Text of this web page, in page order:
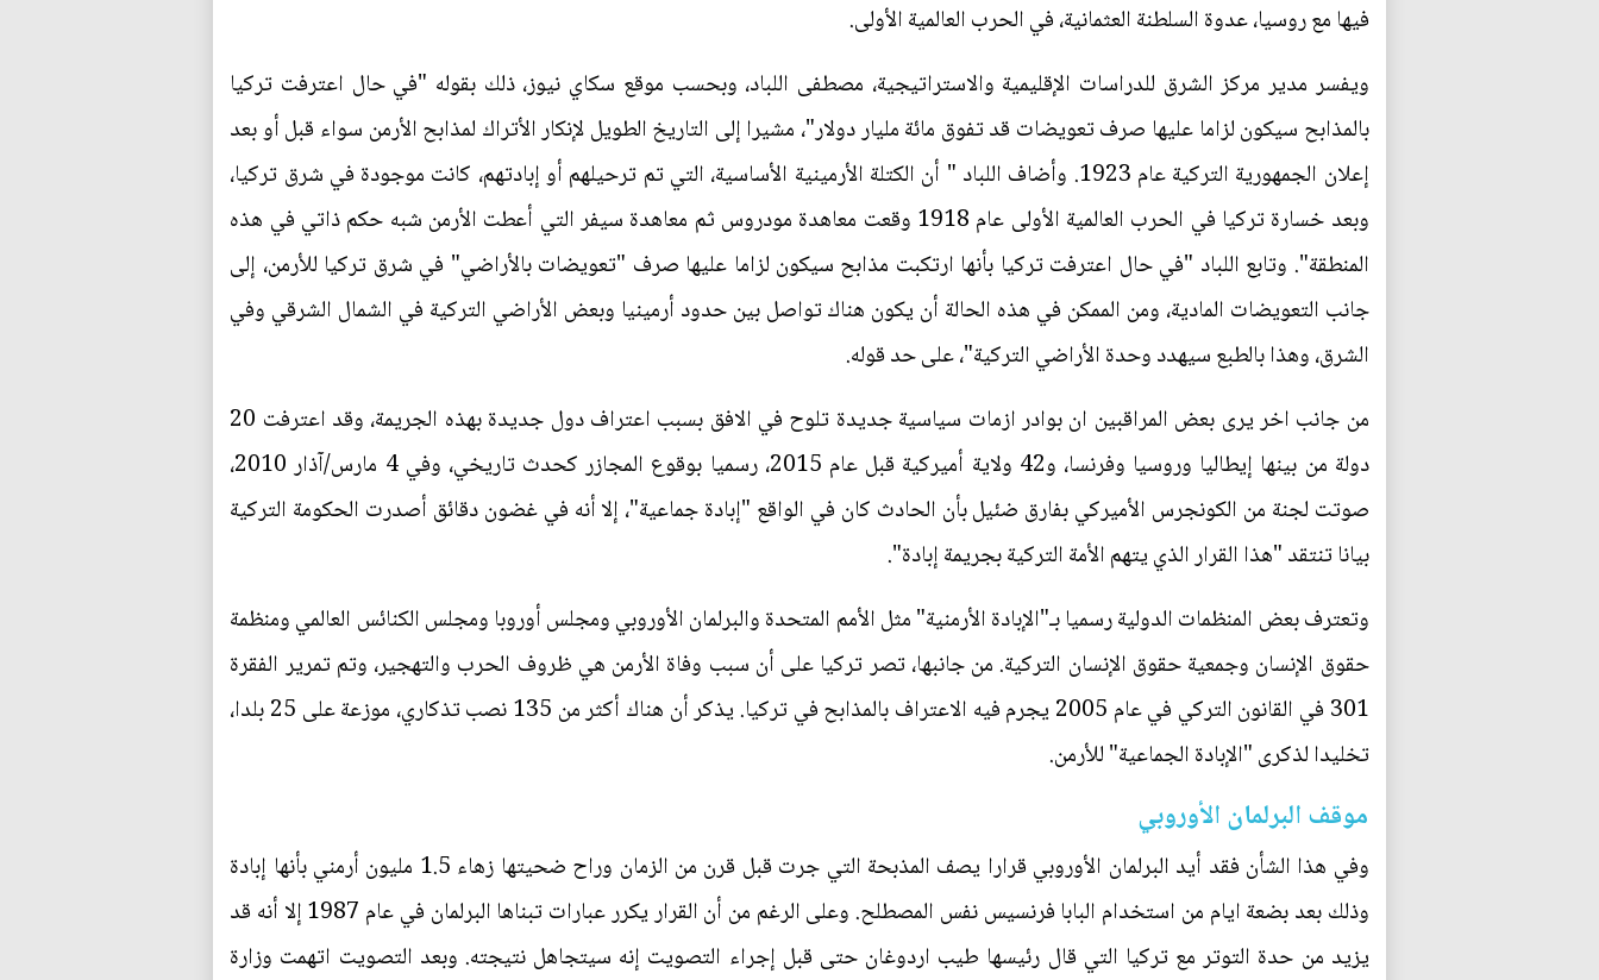
فيها مع روسيا، عدوة السلطنة العثمانية، في الحرب العالمية الأولى.
ويفسر مدير مركز الشرق للدراسات الإقليمية والاستراتيجية، مصطفى اللباد، وبحسب موقع سكاي نيوز، ذلك بقوله "في حال اعترفت تركيا
بالمذابح سيكون لزاما عليها صرف تعويضات قد تفوق مائة مليار دولار"، مشيرا إلى التاريخ الطويل لإنكار الأتراك لمذابح الأرمن سواء قبل أو بعد
إعلان الجمهورية التركية عام 1923. وأضاف اللباد " أن الكتلة الأرمينية الأساسية، التي تم ترحيلهم أو إبادتهم، كانت موجودة في شرق تركيا،
وبعد خسارة تركيا في الحرب العالمية الأولى عام 1918 وقعت معاهدة مودروس ثم معاهدة سيفر التي أعطت الأرمن شبه حكم ذاتي في هذه
المنطقة". وتابع اللباد "في حال اعترفت تركيا بأنها ارتكبت مذابح سيكون لزاما عليها صرف "تعويضات بالأراضي" في شرق تركيا للأرمن، إلى
جانب التعويضات المادية، ومن الممكن في هذه الحالة أن يكون هناك تواصل بين حدود أرمينيا وبعض الأراضي التركية في الشمال الشرقي وفي
الشرق، وهذا بالطبع سيهدد وحدة الأراضي التركية"، على حد قوله.
من جانب اخر يرى بعض المراقبين ان بوادر ازمات سياسية جديدة تلوح في الافق بسبب اعتراف دول جديدة بهذه الجريمة، وقد اعترفت 20
دولة من بينها إيطاليا وروسيا وفرنسا، و42 ولاية أميركية قبل عام 2015، رسميا بوقوع المجازر كحدث تاريخي، وفي 4 مارس/آذار 2010،
صوتت لجنة من الكونجرس الأميركي بفارق ضئيل بأن الحادث كان في الواقع "إبادة جماعية"، إلا أنه في غضون دقائق أصدرت الحكومة التركية
بيانا تنتقد "هذا القرار الذي يتهم الأمة التركية بجريمة إبادة".
وتعترف بعض المنظمات الدولية رسميا بـ"الإبادة الأرمنية" مثل الأمم المتحدة والبرلمان الأوروبي ومجلس أوروبا ومجلس الكنائس العالمي ومنظمة
حقوق الإنسان وجمعية حقوق الإنسان التركية. من جانبها، تصر تركيا على أن سبب وفاة الأرمن هي ظروف الحرب والتهجير، وتم تمرير الفقرة
301 في القانون التركي في عام 2005 يجرم فيه الاعتراف بالمذابح في تركيا. يذكر أن هناك أكثر من 135 نصب تذكاري، موزعة على 25 بلدا،
تخليدا لذكرى "الإبادة الجماعية" للأرمن.
موقف البرلمان الأوروبي
وفي هذا الشأن فقد أيد البرلمان الأوروبي قرارا يصف المذبحة التي جرت قبل قرن من الزمان وراح ضحيتها زهاء 1.5 مليون أرمني بأنها إبادة
وذلك بعد بضعة ايام من استخدام البابا فرنسيس نفس المصطلح. وعلى الرغم من أن القرار يكرر عبارات تبناها البرلمان في عام 1987 إلا أنه قد
يزيد من حدة التوتر مع تركيا التي قال رئيسها طيب اردوغان حتى قبل إجراء التصويت إنه سيتجاهل نتيجته. وبعد التصويت اتهمت وزارة